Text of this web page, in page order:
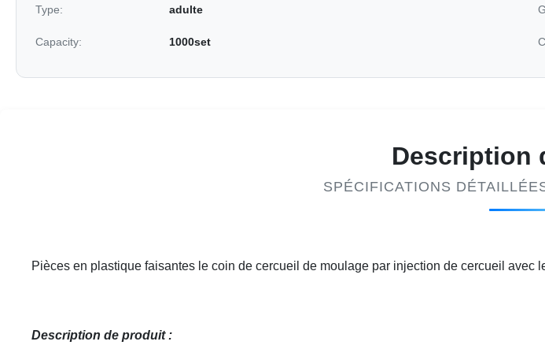
Type: adulte
Capacity: 1000set
Description
SPÉCIFICATIONS
Pièces en plastique faisantes le coin de cercueil de moulage par injection de cercueil avec
Description de produit :